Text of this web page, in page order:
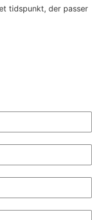
tidspunkt, der passer